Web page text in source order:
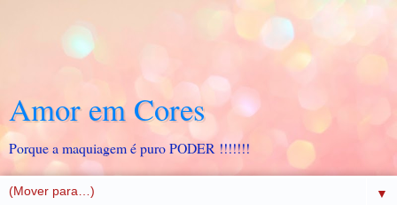
Amor em Cores
Porque a maquiagem é puro PODER !!!!!!!
▼